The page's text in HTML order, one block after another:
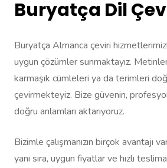
Buryatça Dil
Buryatça Almanca çeviri
uygun çözümler sunmaktayız.
karmaşık cümleleri ya da terimleri
çevirmekteyiz. Bize güvenin,
doğru anlamları aktarıyoruz.
Bizimle çalışmanızın birçok avantajı
yanı sıra, uygun fiyatlar ve hızlı